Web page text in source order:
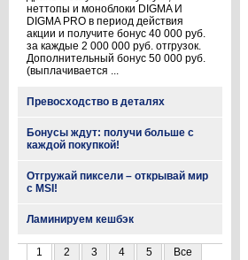
неттопы и моноблоки DIGMA И
DIGMA PRO в период действия
акции и получите бонус 40 000 руб.
за каждые 2 000 000 руб. отгрузок.
Дополнительный бонус 50 000 руб.
(выплачивается ...
Превосходство в деталях
Бонусы ждут: получи больше с
каждой покупкой!
Отгружай пиксели – открывай мир
с MSI!
Ламинируем кешбэк
1 2 3 4 5 Все